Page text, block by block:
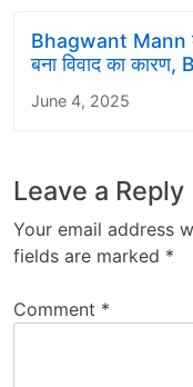
Bhagwant Mann
बना विवाद का कारण,
June 4, 2025
Leave a Reply
Your email address
fields are marked *
Comment *